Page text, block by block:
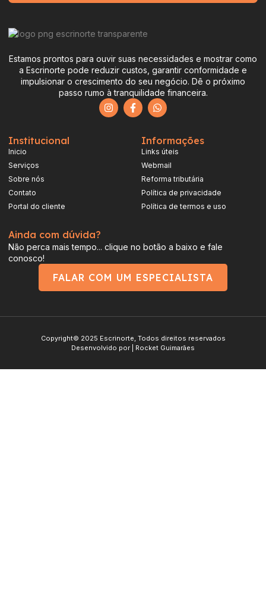
Estamos prontos para ouvir suas necessidades e mostrar como
a Escrinorte pode reduzir custos, garantir conformidade e
impulsionar o crescimento do seu negócio. Dê o próximo
passo rumo à tranquilidade financeira.
Institucional
Inicio
Serviços
Sobre nós
Contato
Portal do cliente
Informações
Links úteis
Webmail
Reforma tributária
Política de privacidade
Política de termos e uso
Ainda com dúvida?
Não perca mais tempo... clique no botão a baixo e fale
conosco!
FALAR COM UM ESPECIALISTA
Copyright© 2025 Escrinorte, Todos direitos reservados
Desenvolvido por | Rocket Guimarães